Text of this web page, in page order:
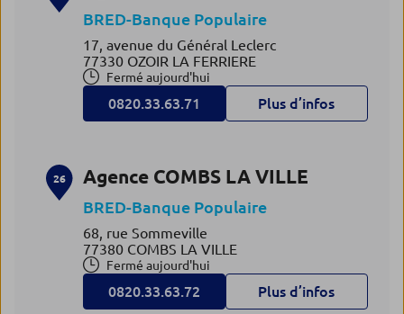
BRED-Banque Populaire
17, avenue du Général Leclerc
77330 OZOIR LA FERRIERE
Fermé aujourd'hui
0820.33.63.71 Plus d’infos
26 Agence COMBS LA VILLE
BRED-Banque Populaire
68, rue Sommeville
77380 COMBS LA VILLE
Fermé aujourd'hui
0820.33.63.72 Plus d’infos